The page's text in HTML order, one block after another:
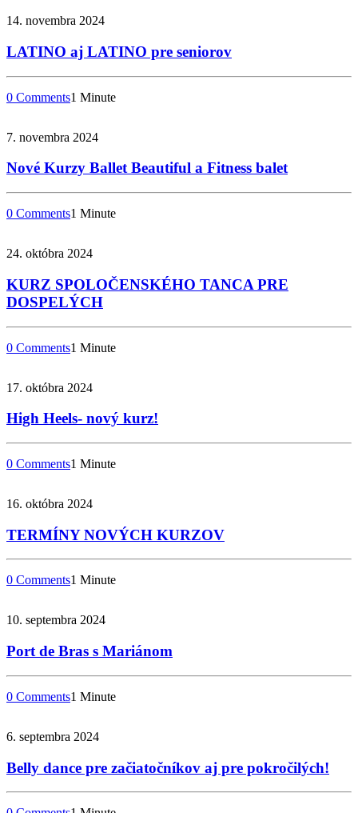
14. novembra 2024
LATINO aj LATINO pre seniorov
0 Comments1 Minute
7. novembra 2024
Nové Kurzy Ballet Beautiful a Fitness balet
0 Comments1 Minute
24. októbra 2024
KURZ SPOLOČENSKÉHO TANCA PRE
DOSPELÝCH
0 Comments1 Minute
17. októbra 2024
High Heels- nový kurz!
0 Comments1 Minute
16. októbra 2024
TERMÍNY NOVÝCH KURZOV
0 Comments1 Minute
10. septembra 2024
Port de Bras s Mariánom
0 Comments1 Minute
6. septembra 2024
Belly dance pre začiatočníkov aj pre pokročilých!